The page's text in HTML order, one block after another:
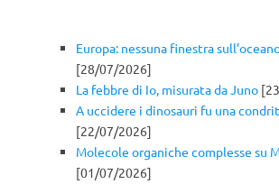
Europa: nessuna finestra
[28/07/2026]
La febbre di Io, misurata da Juno
A uccidere i dinosauri fu una
[22/07/2026]
Molecole organiche complesse su
[01/07/2026]